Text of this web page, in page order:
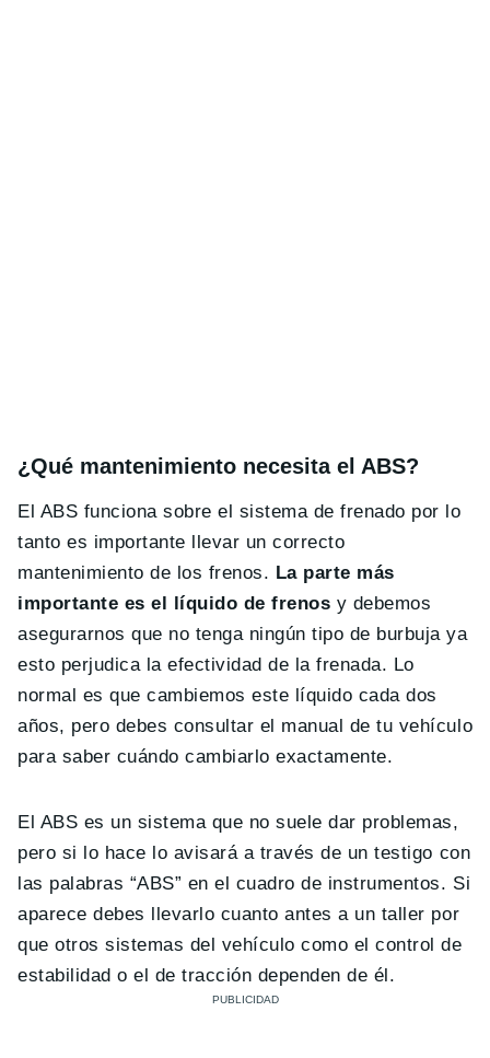
¿Qué mantenimiento necesita el ABS?
El ABS funciona sobre el sistema de frenado por lo
tanto es importante llevar un correcto
mantenimiento de los frenos. La parte más
importante es el líquido de frenos y debemos
asegurarnos que no tenga ningún tipo de burbuja ya
esto perjudica la efectividad de la frenada. Lo
normal es que cambiemos este líquido cada dos
años, pero debes consultar el manual de tu vehículo
para saber cuándo cambiarlo exactamente.
El ABS es un sistema que no suele dar problemas,
pero si lo hace lo avisará a través de un testigo con
las palabras “ABS” en el cuadro de instrumentos. Si
aparece debes llevarlo cuanto antes a un taller por
que otros sistemas del vehículo como el control de
estabilidad o el de tracción dependen de él.